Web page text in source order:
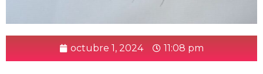
octubre 1, 2024 11:08 pm